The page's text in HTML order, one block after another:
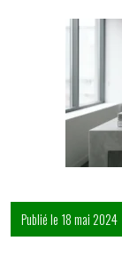
Publié le 18 mai 2024